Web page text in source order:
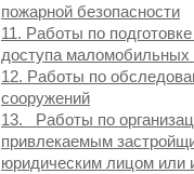
пожарной безопасности
11. Работы по
доступа маломобильных
12. Работы по
сооружений
13. Работы по
привлекаемым
юридическим лицом или